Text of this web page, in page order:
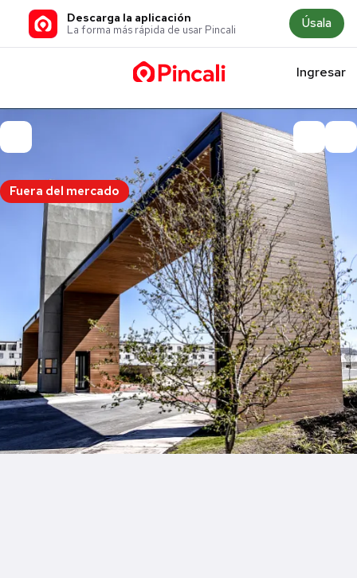
Descarga la aplicación
La forma más rápida de usar Pincali Úsala
Ingresar
Fuera del mercado